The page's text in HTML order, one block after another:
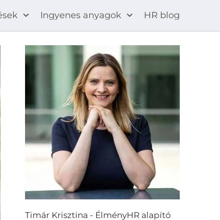
Ingyenes anyagok HR blog
Timár Krisztina - ÉlményHR alapító